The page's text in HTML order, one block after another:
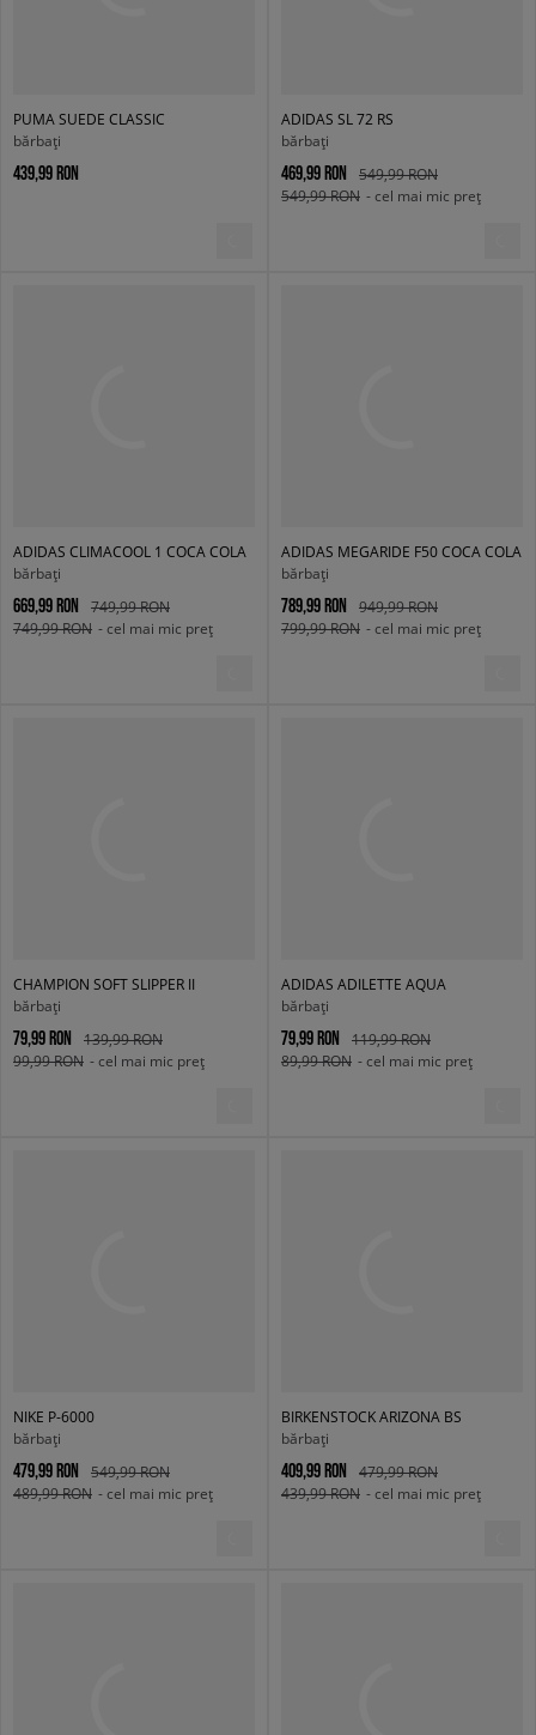
PUMA SUEDE CLASSIC
bărbați
439,99 RON
ADIDAS SL 72 RS
bărbați
469,99 RON
549,99 RON
549,99 RON - cel mai mic preț
ADIDAS CLIMACOOL 1 COCA COLA
bărbați
669,99 RON
749,99 RON
749,99 RON - cel mai mic preț
ADIDAS MEGARIDE F50 COCA COLA
bărbați
789,99 RON
949,99 RON
799,99 RON - cel mai mic preț
CHAMPION SOFT SLIPPER II
bărbați
79,99 RON
139,99 RON
99,99 RON - cel mai mic preț
ADIDAS ADILETTE AQUA
bărbați
79,99 RON
119,99 RON
89,99 RON - cel mai mic preț
NIKE P-6000
bărbați
479,99 RON
549,99 RON
489,99 RON - cel mai mic preț
BIRKENSTOCK ARIZONA BS
bărbați
409,99 RON
479,99 RON
439,99 RON - cel mai mic preț